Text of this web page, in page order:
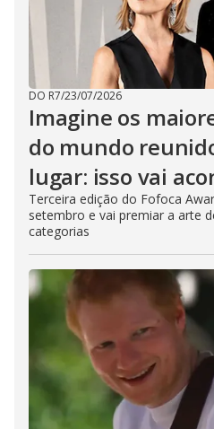
DO R7/23/07/2026
Imagine os
do mundo
lugar: isso vai
Terceira edição do Fofoca
setembro e vai premiar a arte
categorias